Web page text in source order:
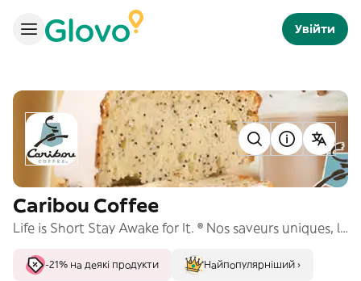
Увійти
Caribou Coffee
Life is Short Stay Awake for It. ® Nos saveurs uniques, livrées directement à votre porte. Commandez maintenant pour une dose instantanée de bonheur.
-21% на деякі продукти Найпопулярніший ›